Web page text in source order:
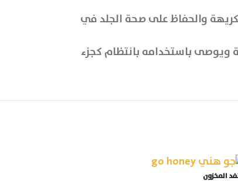
والحفاظ على صحة الجلد في
ويوصى باستخدامه بانتظام كجزء
المخزون